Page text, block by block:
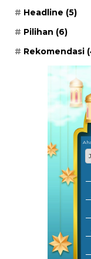
Headline (5)
Pilihan (6)
Rekomendasi